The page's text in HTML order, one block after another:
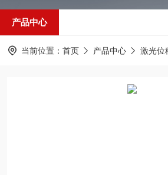
产品中心
当前位置： 首页 产品中心 激光位